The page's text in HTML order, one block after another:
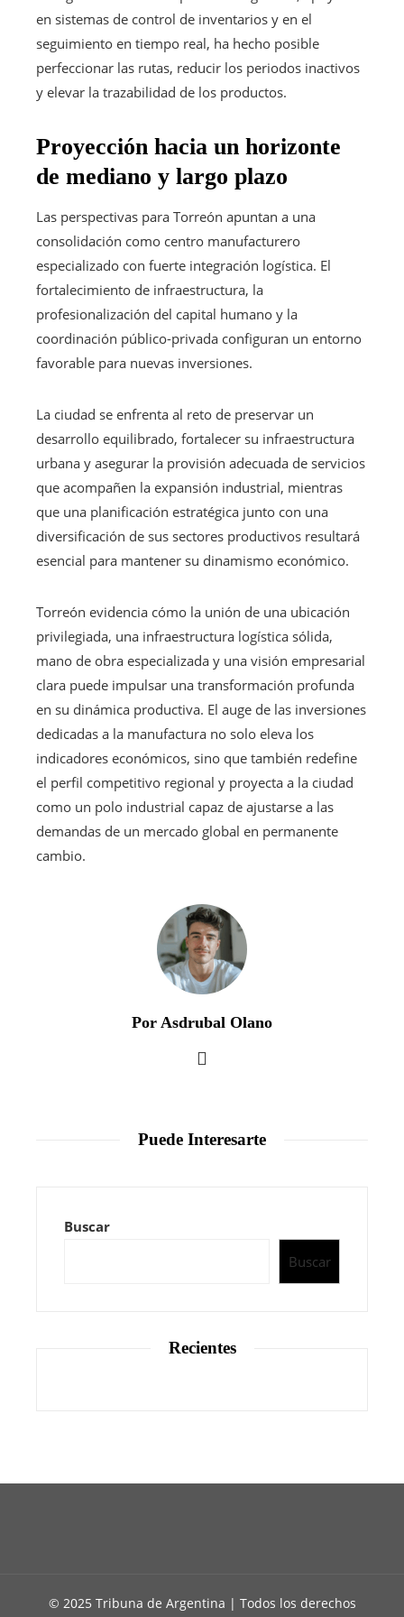
en sistemas de control de inventarios y en el
seguimiento en tiempo real, ha hecho posible
perfeccionar las rutas, reducir los periodos inactivos
y elevar la trazabilidad de los productos.
Proyección hacia un horizonte
de mediano y largo plazo
Las perspectivas para Torreón apuntan a una
consolidación como centro manufacturero
especializado con fuerte integración logística. El
fortalecimiento de infraestructura, la
profesionalización del capital humano y la
coordinación público-privada configuran un entorno
favorable para nuevas inversiones.
La ciudad se enfrenta al reto de preservar un
desarrollo equilibrado, fortalecer su infraestructura
urbana y asegurar la provisión adecuada de servicios
que acompañen la expansión industrial, mientras
que una planificación estratégica junto con una
diversificación de sus sectores productivos resultará
esencial para mantener su dinamismo económico.
Torreón evidencia cómo la unión de una ubicación
privilegiada, una infraestructura logística sólida,
mano de obra especializada y una visión empresarial
clara puede impulsar una transformación profunda
en su dinámica productiva. El auge de las inversiones
dedicadas a la manufactura no solo eleva los
indicadores económicos, sino que también redefine
el perfil competitivo regional y proyecta a la ciudad
como un polo industrial capaz de ajustarse a las
demandas de un mercado global en permanente
cambio.
Por Asdrubal Olano
Puede Interesarte
Buscar
Buscar
Recientes
© 2025 Tribuna de Argentina | Todos los derechos